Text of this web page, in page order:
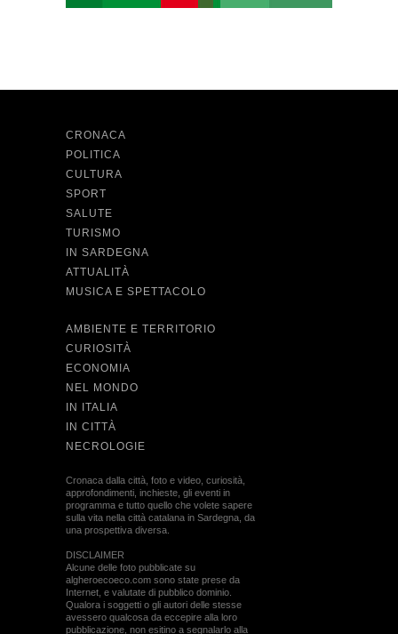
CRONACA
POLITICA
CULTURA
SPORT
SALUTE
TURISMO
IN SARDEGNA
ATTUALITÀ
MUSICA E SPETTACOLO
AMBIENTE E TERRITORIO
CURIOSITÀ
ECONOMIA
NEL MONDO
IN ITALIA
IN CITTÀ
NECROLOGIE
Cronaca dalla città, foto e video, curiosità,
approfondimenti, inchieste, gli eventi in
programma e tutto quello che volete sapere
sulla vita nella città catalana in Sardegna, da
una prospettiva diversa.
DISCLAIMER
Alcune delle foto pubblicate su
algheroecoeco.com sono state prese da
Internet, e valutate di pubblico dominio.
Qualora i soggetti o gli autori delle stesse
avessero qualcosa da eccepire alla loro
pubblicazione, non esitino a segnalarlo alla